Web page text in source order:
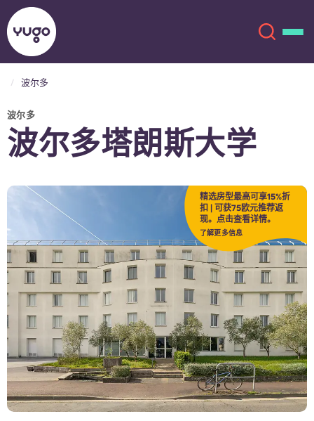
关于我们
地点
更多
账户 语言
English (GB)
English (US)
Chinese
选择一个国家
选择一个城市
选择一间公寓
立即预订
English (US)
Chinese Español
Deutsch
Italian French
Portuguese
波尔多
波尔多
波尔多塔朗斯大学
精选房型最高可享15%折
扣 | 可获75欧元推荐返
现。点击查看详情。
了解更多信息